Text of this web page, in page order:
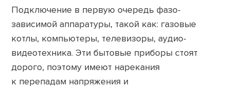
Подключение в первую очередь фазо-
зависимой аппаратуры, такой как: газовые
котлы, компьютеры, телевизоры, аудио-
видеотехника. Эти бытовые приборы стоят
дорого, поэтому имеют нарекания
к перепадам напряжения и